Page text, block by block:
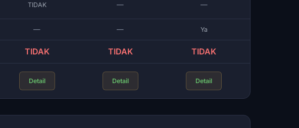
TIDAK — —
— — Ya
TIDAK TIDAK TIDAK
Detail Detail Detail